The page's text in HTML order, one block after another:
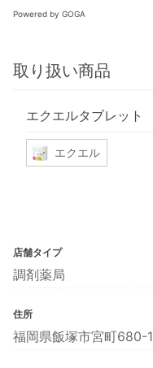
Powered by GOGA
取り扱い商品
エクエルタブレット
エクエル
店舗タイプ
調剤薬局
住所
福岡県飯塚市宮町680-1